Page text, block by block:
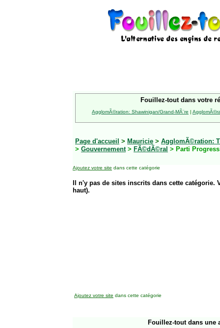
Fouillez-tout dans votre
AgglomÃ©ration: Shawinigan/Grand-MÃ¨re |
Page d'accueil > Mauricie > AgglomÃ©ration:
> Gouvernement> FÃ©dÃ©ral > Parti
Ajoutez votre site dans cette catégorie
Il n'y pas de sites inscrits dans cette
haut).
Ajoutez votre site dans cette catégorie
Fouillez-tout dans une